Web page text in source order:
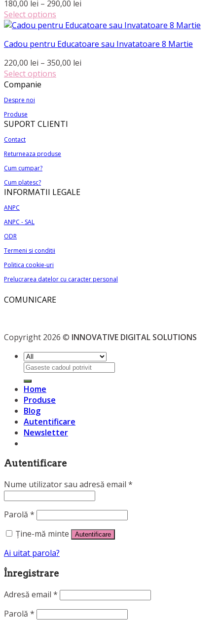
alese
în
pagina
multe
variații.
Opțiunile
pot
alese
în
pagina
produsului.
180,00 lei – 290,00 lei
prețuri:
până
Select options
Acest
are
mai
multe
variații.
Opțiunile
pot
fi
alese
pagina
produsului.
Cadou pentru Educatoare sau Invatatoare 8 Martie
220,00 lei – 350,00 lei
Select options
Acest
are
mai
multe
variații.
Opțiunile
pot
fi
alese
în
pagina
produsului.
Companie
Despre noi
Produse
SUPORT CLIENTI
Contact
Returneaza produse
Cum cumpar?
Cum platesc?
INFORMATII LEGALE
ANPC
ANPC - SAL
ODR
Termeni si conditii
Politica cookie-uri
Prelucrarea datelor cu caracter personal
COMUNICARE
Copyright 2026 © INNOVATIVE DIGITAL SOLUTIONS
Caută
după:
Home
Produse
Blog
Autentificare
Newsletter
Autentificare
Nume utilizator sau adresă email *
Parolă *
Ține-mă minte
Autentificare
Ai uitat parola?
Înregistrare
Adresă email *
Parolă *